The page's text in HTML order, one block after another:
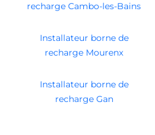
recharge Cambo-les-Bains
Installateur borne de
recharge Mourenx
Installateur borne de
recharge Gan